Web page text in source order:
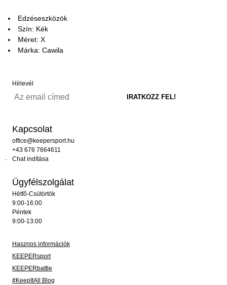
Edzéseszközök
Szín: Kék
Méret: X
Márka: Cawila
Hírlevél
Kapcsolat
office@keepersport.hu
+43 676 7664611
Chat indítása
Ügyfélszolgálat
Hétfő-Csütörtök
9:00-16:00
Péntek
9:00-13:00
Hasznos információk
KEEPERsport
KEEPERbattle
#KeepItAll Blog